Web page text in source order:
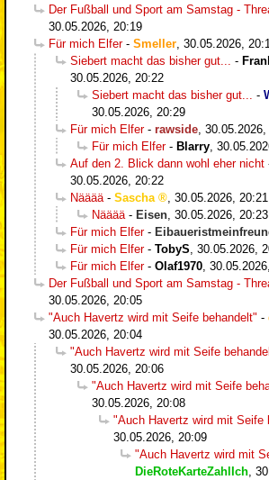
Der Fußball und Sport am Samstag -
30.05.2026, 20:19
Für mich Elfer- Smeller 30.05.2026,
Siebert macht das bisher gut...
-
30.05.2026, 20:22
Siebert macht das bisher gut...
-
30.05.2026, 20:29
Für mich Elfer- rawside
Für mich Elfer- Blarry
Auf den 2. Blick dann wohl eher nicht
30.05.2026, 20:22
Nääää - Sascha
30.05.2026, 20:21
Nääää - Eisen 30.05.2026, 20:23
Für mich Elfer-
Für mich Elfer- TobyS 30.05.2026,
Für mich Elfer- Olaf1970
Der Fußball und Sport am Samstag -
30.05.2026, 20:05
"Auch Havertz wird mit Seife behandelt" -
30.05.2026, 20:04
"Auch Havertz wird mit Seife
30.05.2026, 20:06
"Auch Havertz wird mit Seife
30.05.2026, 20:08
"Auch Havertz wird mit Seife
30.05.2026, 20:09
"Auch Havertz wird mit
DieRoteKarteZahlIch